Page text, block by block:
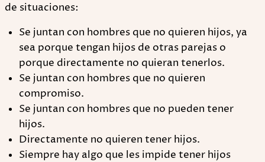
de situaciones:
Se juntan con hombres que no quieren hijos, ya
sea porque tengan hijos de otras parejas o
porque directamente no quieran tenerlos.
Se juntan con hombres que no quieren
compromiso.
Se juntan con hombres que no pueden tener
hijos.
Directamente no quieren tener hijos.
Siempre hay algo que les impide tener hijos